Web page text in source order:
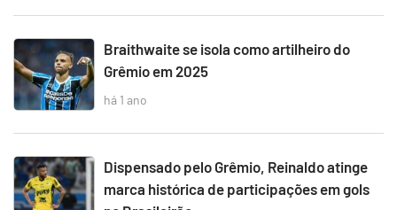
Braithwaite se isola como artilheiro do
Grêmio em 2025
há 1 ano
Dispensado pelo Grêmio, Reinaldo atinge
marca histórica de participações em gols